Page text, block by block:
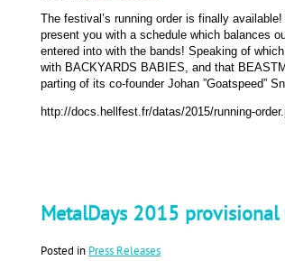
The festival’s running order is finally
present you with a schedule which balances
entered into with the bands! Speaking of
with BACKYARDS BABIES, and that
parting of its co-founder Johan ”Goatspeed”
http://docs.hellfest.fr/datas/2015/running-
MetalDays 2015
Posted in Press Releases